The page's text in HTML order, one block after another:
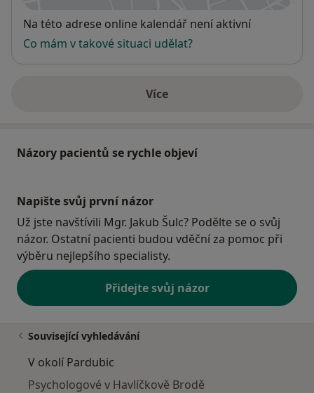
Dostupnost
Na této adrese online kalendář není aktivní
Co mám v takové situaci udělat?
Víceo adrese
Názory pacientů se rychle objeví
Napište svůj první názor
Už jste navštívili Mgr. Jakub Šulc? Podělte se o svůj
názor. Ostatní pacienti budou vděční za pomoc při
výběru nejlepšího specialisty.
Přidejte svůj názor
Související vyhledávání
V okolí Pardubic
Psychologové v Havlíčkově Brodě